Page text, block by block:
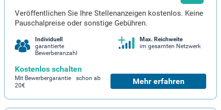
Veröffentlichen Sie Ihre Stellenanzeigen kostenlos. Keine
Pauschalpreise oder sonstige Gebühren.
Individuell
garantierte
Bewerberanzahl
Max. Reichweite
im gesamten Netzwerk
Kostenlos schalten
Mit Bewerbergarantie schon ab
20€
Mehr erfahren